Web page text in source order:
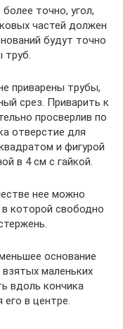
точно, угол,
частей должен
будут точно
труб.
приварены трубы,
срез. Приварить к
просверлив по
отверстие для
и фигурой
в 4 см с гайкой.
нее можно
в которой свободно
основание
маленьких
вдоль кончика
его в центре.